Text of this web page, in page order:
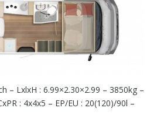
– LxlxH : 6.99×2.30×2.99 – 3850kg –
: 4x4x5 – EP/EU : 20(120)/90l –